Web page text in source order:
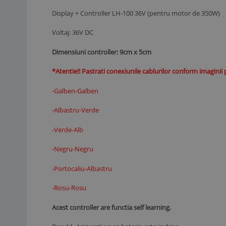
Display + Controller LH-100 36V (pentru motor de 350W)
Voltaj: 36V DC
Dimensiuni controller: 9cm x 5cm
*Atentie!! Pastrati conexiunile cablurilor conform imaginii
-Galben-Galben
-Albastru-Verde
-Verde-Alb
-Negru-Negru
-Portocaliu-Albastru
-Rosu-Rosu
Acest controller are functia self learning.